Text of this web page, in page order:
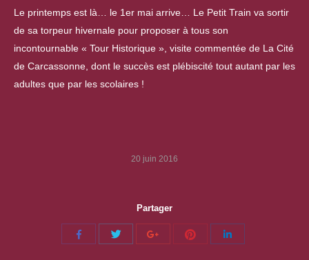
Le printemps est là… le 1er mai arrive… Le Petit Train va sortir
de sa torpeur hivernale pour proposer à tous son
incontournable « Tour Historique », visite commentée de La Cité
de Carcassonne, dont le succès est plébiscité tout autant par les
adultes que par les scolaires !
20 juin 2016
Partager
Share
Share